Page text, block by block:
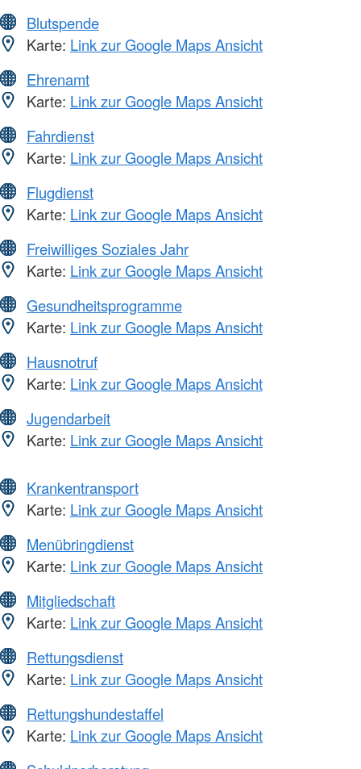
Blutspende
Karte: Link zur Google Maps Ansicht
Ehrenamt
Karte: Link zur Google Maps Ansicht
Fahrdienst
Karte: Link zur Google Maps Ansicht
Flugdienst
Karte: Link zur Google Maps Ansicht
Freiwilliges Soziales Jahr
Karte: Link zur Google Maps Ansicht
Gesundheitsprogramme
Karte: Link zur Google Maps Ansicht
Hausnotruf
Karte: Link zur Google Maps Ansicht
Jugendarbeit
Karte: Link zur Google Maps Ansicht
Krankentransport
Karte: Link zur Google Maps Ansicht
Menübringdienst
Karte: Link zur Google Maps Ansicht
Mitgliedschaft
Karte: Link zur Google Maps Ansicht
Rettungsdienst
Karte: Link zur Google Maps Ansicht
Rettungshundestaffel
Karte: Link zur Google Maps Ansicht